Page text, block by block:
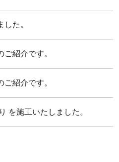
た。
紹介です。
紹介です。
を施工いたしました。